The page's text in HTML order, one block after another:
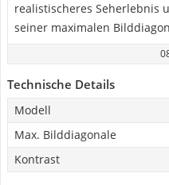
realistischeres Seherlebnis
seiner maximalen
Technische Details
Modell
Max. Bilddiagonale
Kontrast